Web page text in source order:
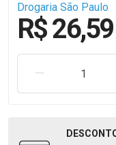
Drogaria São Paulo
R$ 26,59
REMOVER UMA